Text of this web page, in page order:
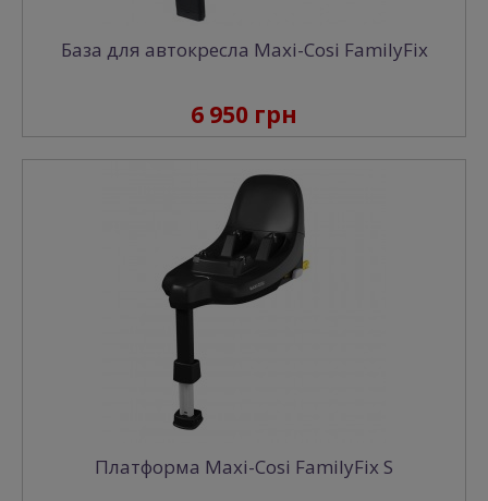
База для автокресла Maxi-Cosi FamilyFix
6 950 грн
Платформа Maxi-Cosi FamilyFix S